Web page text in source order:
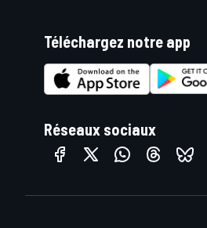
Téléchargez notre app
Réseaux sociaux